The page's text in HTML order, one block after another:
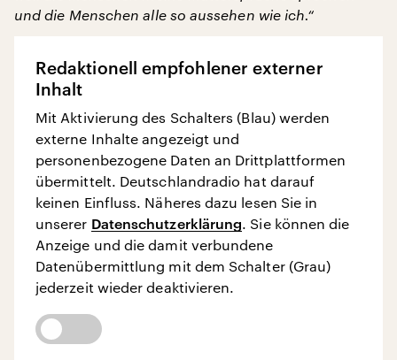
und die Menschen alle so aussehen wie ich.“
Redaktionell empfohlener externer
Inhalt
Mit Aktivierung des Schalters (Blau) werden
externe Inhalte angezeigt und
personenbezogene Daten an Drittplattformen
übermittelt. Deutschlandradio hat darauf
keinen Einfluss. Näheres dazu lesen Sie in
unserer Datenschutzerklärung. Sie können die
Anzeige und die damit verbundene
Datenübermittlung mit dem Schalter (Grau)
jederzeit wieder deaktivieren.